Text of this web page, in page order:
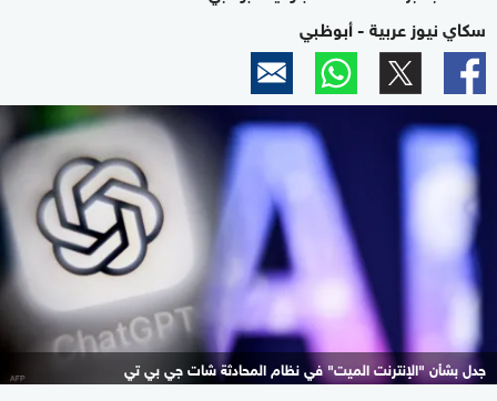
سكاي نيوز عربية - أبوظبي
جدل بشأن "الإنترنت الميت" في نظام المحادثة شات جي بي تي